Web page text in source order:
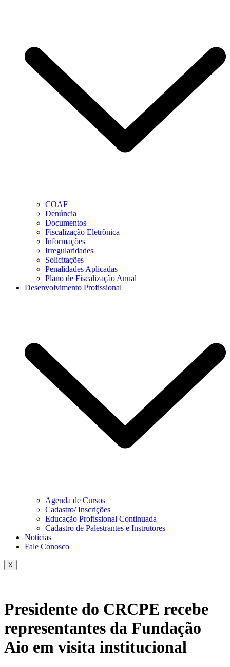
COAF
Denúncia
Documentos
Fiscalização Eletrônica
Informações
Irregularidades
Solicitações
Penalidades Aplicadas
Plano de Fiscalização Anual
Desenvolvimento Profissional
Agenda de Cursos
Cadastro/ Inscrições
Educação Profissional Continuada
Cadastro de Palestrantes e Instrutores
Notícias
Fale Conosco
X
Presidente do CRCPE recebe
representantes da Fundação
Aio em visita institucional